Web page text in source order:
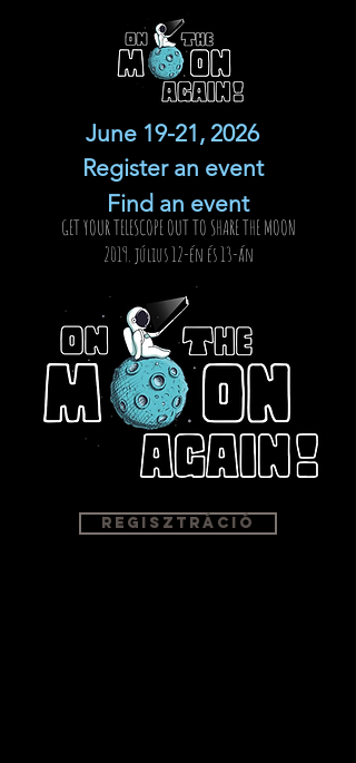
June 19-21, 2026
Register an event
Find an event
GET YOUR TELESCOPE OUT TO SHARE THE MOON
2019. július 12-én és 13-án
Regisztráció